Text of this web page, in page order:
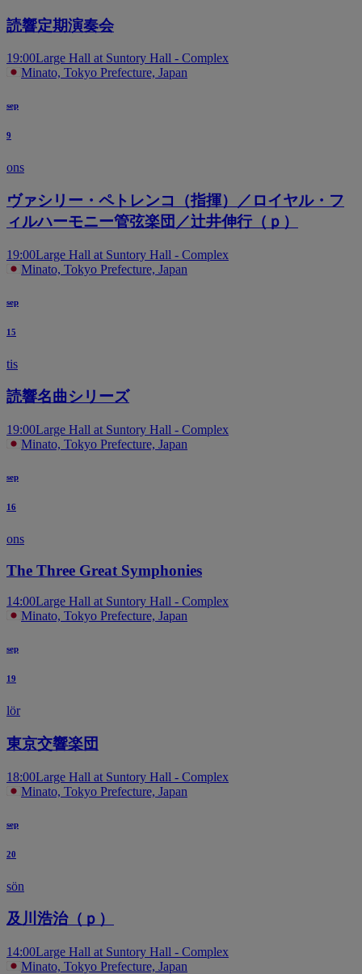
読響定期演奏会
19:00Large Hall at Suntory Hall - Complex
Minato, Tokyo Prefecture, Japan
sep
9
ons
ヴァシリー・ペトレンコ（指揮）／ロイヤル・フ
ィルハーモニー管弦楽団／辻井伸行（ｐ）
19:00Large Hall at Suntory Hall - Complex
Minato, Tokyo Prefecture, Japan
sep
15
tis
読響名曲シリーズ
19:00Large Hall at Suntory Hall - Complex
Minato, Tokyo Prefecture, Japan
sep
16
ons
The Three Great Symphonies
14:00Large Hall at Suntory Hall - Complex
Minato, Tokyo Prefecture, Japan
sep
19
lör
東京交響楽団
18:00Large Hall at Suntory Hall - Complex
Minato, Tokyo Prefecture, Japan
sep
20
sön
及川浩治（ｐ）
14:00Large Hall at Suntory Hall - Complex
Minato, Tokyo Prefecture, Japan